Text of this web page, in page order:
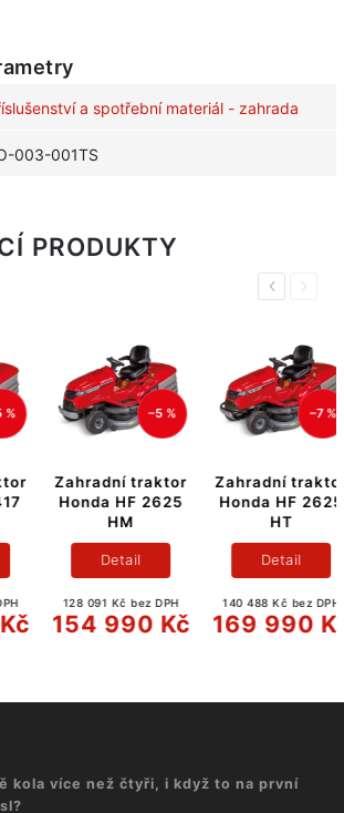
a spotřební materiál - zahrada
003-001TS
PRODUKTY
Previous
–5 %
Zahradní traktor
Honda HF 2625
128 091 Kč bez DPH
154 990 Kč
Detail
–7 %
Zahradní traktor
Honda HF 2625
140 488 Kč bez DPH
169 990 Kč
Detail
Next
kola více než čtyři, i když to na první